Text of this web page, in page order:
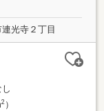
光寺２丁目
し
2）